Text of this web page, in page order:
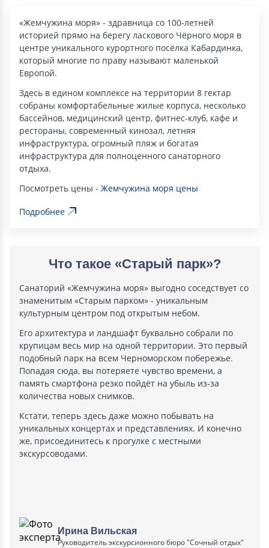
«Жемчужина моря» - здравница со 100-летней
историей прямо на берегу ласкового Чёрного моря в
центре уникального курортного посёлка Кабардинка,
который многие по праву называют маленькой
Европой.
Здесь в едином комплексе на территории 8 гектар
собраны комфортабельные жилые корпуса, несколько
бассейнов, медицинский центр, фитнес-клуб, кафе и
рестораны, современный кинозал, летняя
инфраструктура, огромный пляж и богатая
инфраструктура для полноценного санаторного
отдыха.
Посмотреть цены - Жемчужина моря цены
Подробнее
Что такое «Старый парк»?
Санаторий «Жемчужина моря» выгодно соседствует со
знаменитым «Старым парком» - уникальным
культурным центром под открытым небом.
Его архитектура и ландшафт буквально собрали по
крупицам весь мир на одной территории. Это первый
подобный парк на всем Черноморском побережье.
Попадая сюда, вы потеряете чувство времени, а
память смартфона резко пойдёт на убыль из-за
количества новых снимков.
Кстати, теперь здесь даже можно побывать на
уникальных концертах и представлениях. И конечно
же, присоединитесь к прогулке с местными
экскурсоводами.
Ирина Вильская
Руководитель экскурсионного бюро "Сочный отдых"